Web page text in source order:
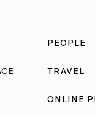
โฮมส์ รึเปล่า ก็ไม่ได้ว่
มาจากการที่อาหารข
PEOPLE
TRAVEL
ONLINE